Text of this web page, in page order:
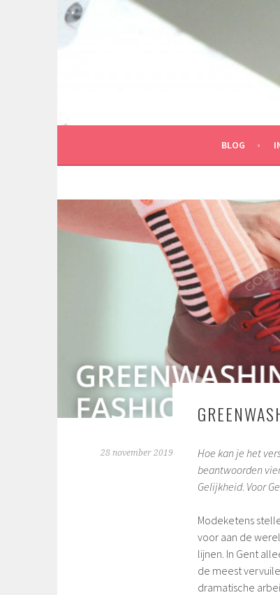
Spring
naar
BLOG
28 november 2019
Hoe kan je het
beantwoorden
Gelijkheid. Voor
Modeketens
voor aan de
lijnen. In Gent
de meest
dramatische